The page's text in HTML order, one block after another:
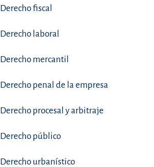
Derecho fiscal
Derecho laboral
Derecho mercantil
Derecho penal de la empresa
Derecho procesal y arbitraje
Derecho público
Derecho urbanístico